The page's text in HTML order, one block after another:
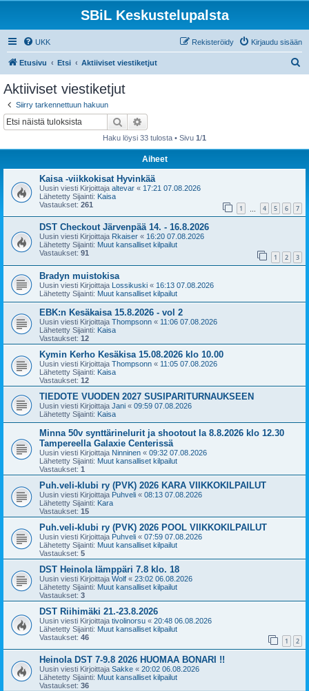
SBiL Keskustelupalsta
UKK Kirjaudu sisään
Rekisteröidy
Etusivu Etsi Aktiiviset viestiketjut
Aktiiviset viestiketjut
Siirry tarkennettuun hakuun
Etsi
Haku löysi 33 tulosta • Sivu 1/1
Aiheet
Kaisa -viikkokisat Hyvinkää
Uusin viesti Kirjoittaja altevar « 17:21 07.08.2026
Lähetetty Sijainti: Kaisa
Vastaukset: 261 1 4 5 6 7
DST Checkout Järvenpää 14. - 16.8.2026
Uusin viesti Kirjoittaja Rkaiser « 16:20 07.08.2026
Lähetetty Sijainti: Muut kansalliset kilpailut
Vastaukset: 91 1 2 3
Bradyn muistokisa
Uusin viesti Kirjoittaja Lossikuski « 16:13 07.08.2026
Lähetetty Sijainti: Muut kansalliset kilpailut
EBK:n Kesäkaisa 15.8.2026 - vol 2
Uusin viesti Kirjoittaja Thompsonn « 11:06 07.08.2026
Lähetetty Sijainti: Kaisa
Vastaukset: 12
Kymin Kerho Kesäkisa 15.08.2026 klo 10.00
Uusin viesti Kirjoittaja Thompsonn « 11:05 07.08.2026
Lähetetty Sijainti: Kaisa
Vastaukset: 12
TIEDOTE VUODEN 2027 SUSIPARITURNAUKSEEN
Uusin viesti Kirjoittaja Jani « 09:59 07.08.2026
Lähetetty Sijainti: Kaisa
Minna 50v synttärinelurit ja shootout la 8.8.2026 klo 12.30
Tampereella Galaxie Centerissä
Uusin viesti Kirjoittaja Ninninen « 09:32 07.08.2026
Lähetetty Sijainti: Muut kansalliset kilpailut
Vastaukset: 1
Puh.veli-klubi ry (PVK) 2026 KARA VIIKKOKILPAILUT
Uusin viesti Kirjoittaja Puhveli « 08:13 07.08.2026
Lähetetty Sijainti: Kara
Vastaukset: 15
Puh.veli-klubi ry (PVK) 2026 POOL VIIKKOKILPAILUT
Uusin viesti Kirjoittaja Puhveli « 07:59 07.08.2026
Lähetetty Sijainti: Muut kansalliset kilpailut
Vastaukset: 5
DST Heinola lämppäri 7.8 klo. 18
Uusin viesti Kirjoittaja Wolf « 23:02 06.08.2026
Lähetetty Sijainti: Muut kansalliset kilpailut
Vastaukset: 3
DST Riihimäki 21.-23.8.2026
Uusin viesti Kirjoittaja tivolinorsu « 20:48 06.08.2026
Lähetetty Sijainti: Muut kansalliset kilpailut
Vastaukset: 46 1 2
Heinola DST 7-9.8 2026 HUOMAA BONARI !!
Uusin viesti Kirjoittaja Sakke « 20:02 06.08.2026
Lähetetty Sijainti: Muut kansalliset kilpailut
Vastaukset: 36